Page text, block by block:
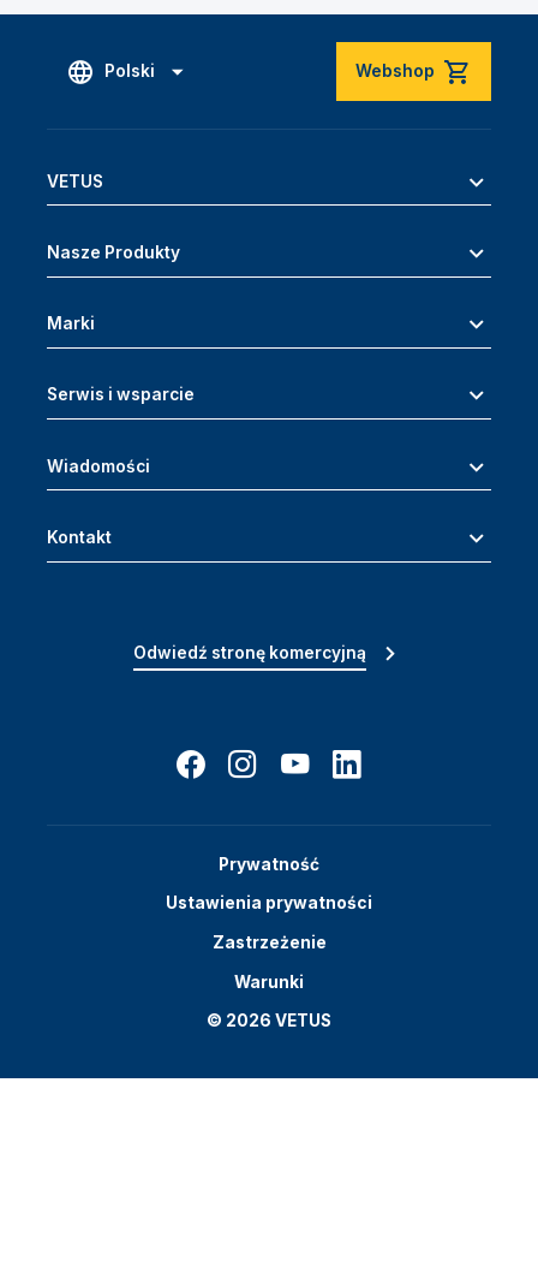
Polski Webshop
VETUS
Nasze Produkty
Marki
Serwis i wsparcie
Wiadomości
Kontakt
Odwiedź stronę komercyjną
Prywatność
Ustawienia prywatności
Zastrzeżenie
Warunki
© 2026 VETUS